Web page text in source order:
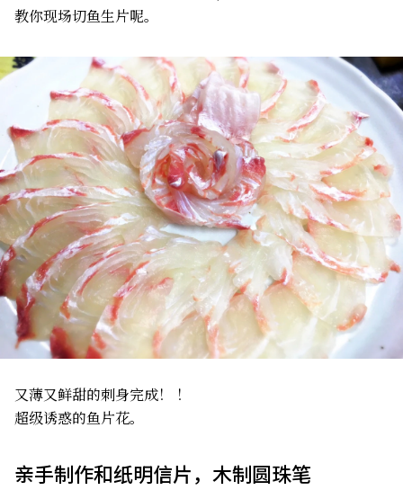
教你现场切鱼生片呢。
又薄又鲜甜的刺身完成！ ！
超级诱惑的鱼片花。
亲手制作和纸明信片，木制圆珠笔